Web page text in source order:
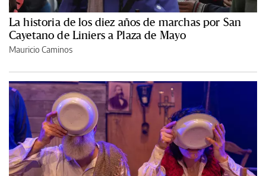
La historia de los diez años de marchas por San
Cayetano de Liniers a Plaza de Mayo
Mauricio Caminos